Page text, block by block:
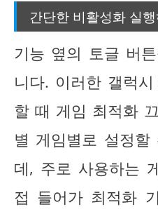
간단한 비활성화 실행
기능 옆의 토글 버
니다. 이러한 갤럭
할 때 게임 최적화
별 게임별로 설정
데, 주로 사용하는
접 들어가 최적화